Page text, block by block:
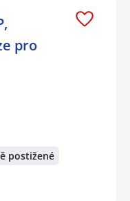
pro
postižené